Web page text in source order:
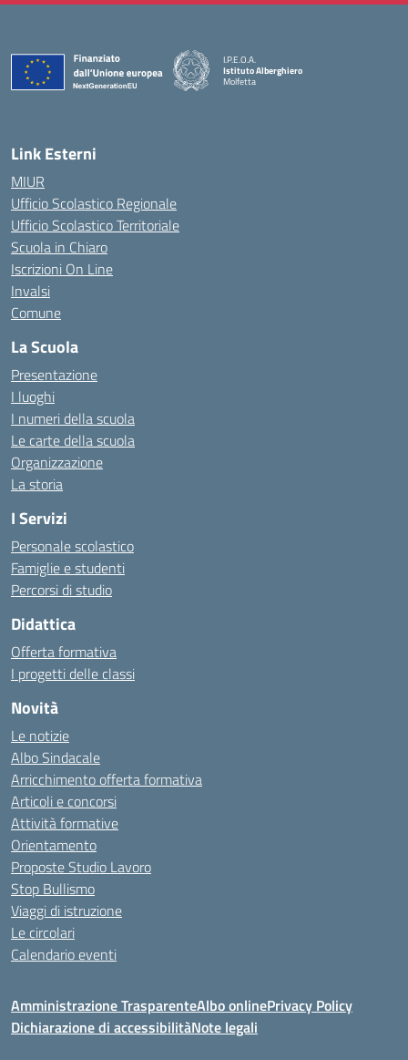
I.P.E.O.A.
Istituto Alberghiero
Molfetta
Link Esterni
MIUR
Ufficio Scolastico Regionale
Ufficio Scolastico Territoriale
Scuola in Chiaro
Iscrizioni On Line
Invalsi
Comune
La Scuola
Presentazione
I luoghi
I numeri della scuola
Le carte della scuola
Organizzazione
La storia
I Servizi
Personale scolastico
Famiglie e studenti
Percorsi di studio
Didattica
Offerta formativa
I progetti delle classi
Novità
Le notizie
Albo Sindacale
Arricchimento offerta formativa
Articoli e concorsi
Attività formative
Orientamento
Proposte Studio Lavoro
Stop Bullismo
Viaggi di istruzione
Le circolari
Calendario eventi
Amministrazione TrasparenteAlbo onlinePrivacy Policy
Dichiarazione di accessibilitàNote legali